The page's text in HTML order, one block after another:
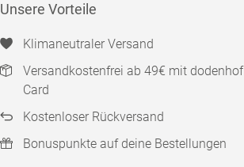
Unsere Vorteile
Klimaneutraler Versand
Versandkostenfrei ab 49€ mit dodenhof
Card
Kostenloser Rückversand
Bonuspunkte auf deine Bestellungen